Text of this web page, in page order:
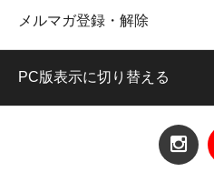
メルマガ登録・解除
PC版表示に切り替える